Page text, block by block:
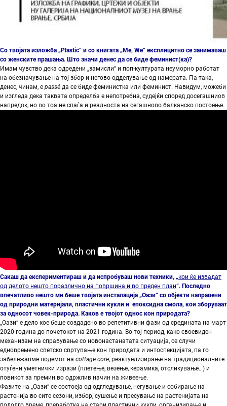
Со твојата изложба „Plastic“ и со книгата „Me, We“ експлицитно се занимаваш
со женските прашања. Што значи денес да се биде феминист(ка)?
Имам чувство дека одредени „замисли“ и поп-културата неуморно работат
на обезначување на тој збор и негово одделување од намерата. Па така,
денес, чинам, е passé да се биде феминистка или феминист. Навидум, можеби
и изгледа дека таквата определба е непотребна, судејќи според досегашниов
напредок, но во тоа не спаѓа и реалноста на сегашново балканско постоење.
Сакаш да експериментираш и да испробуваш нови техники, „кои ќе извадат
од делото нешто поразлично на површина и во преден план“. Последно
впечатливо нешто ми беше твојата инсталација „Оази“ со објекти направени
од природни материјали, пластични кукли и епоксидна смола, кои зборуваат
за односот човек-природа. Каков е твојот однос кон природата?
„Оази“ е дело кое беше создадено во репетитивни фази од средината на март
2020 година до почетокот на 2021 година. Во тој период, како своевиден
механизам на справување со новонастанатата ситуација, се случи
едновремено светско свртување кон природата и интоспекцијата, па го
забележавме подемот на cottage core, реактуелизирање на традиционалните
отуѓени уметнички изрази (плетење, везење, керамика, отсликување…) и
повикот за премин во одржлив начин на живеење.
Фазите на „Оази“ се состоеја од одгледување, негување и собирање на
растенија во сите сезони, избор, сушење и пресување на растенијата на